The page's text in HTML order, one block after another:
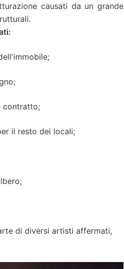
causati da un grande
contratto;
il resto dei locali;
di diversi artisti affermati,